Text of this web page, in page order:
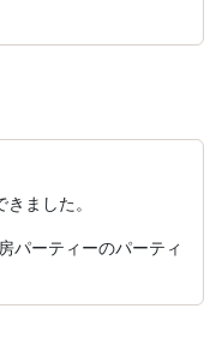
ました。
パーティーのパーティ